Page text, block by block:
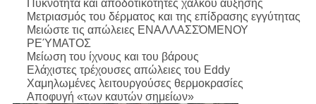
Πυκνότητα και αποδοτικότητες χαλκού αύξησης
Μετριασμός του δέρματος και της επίδρασης εγγύτητας
Μειώστε τις απώλειες ΕΝΑΛΛΑΣΣΌΜΕΝΟΥ
ΡΕΎΜΑΤΟΣ
Μείωση του ίχνους και του βάρους
Ελάχιστες τρέχουσες απώλειες του Eddy
Χαμηλωμένες λειτουργούσες θερμοκρασίες
Αποφυγή «των καυτών σημείων»